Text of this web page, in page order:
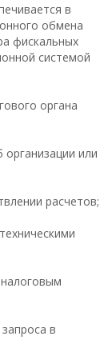
в
обмена
фискальных
системой
органа
организации или
расчетов;
в